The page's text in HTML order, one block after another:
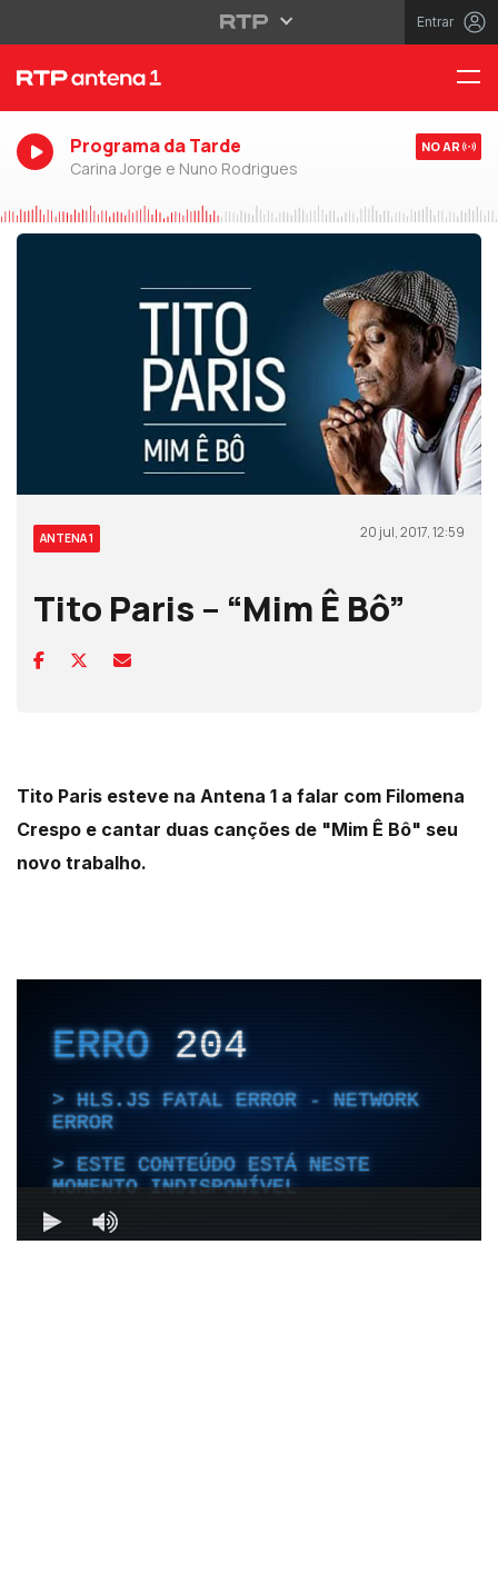
Entrar
Programa da Tarde
Carina Jorge e Nuno Rodrigues
NO AR
ANTENA 1 20 jul, 2017, 12:59
Tito Paris – “Mim Ê Bô”
Tito Paris esteve na Antena 1 a falar com Filomena
Crespo e cantar duas canções de "Mim Ê Bô" seu
novo trabalho.